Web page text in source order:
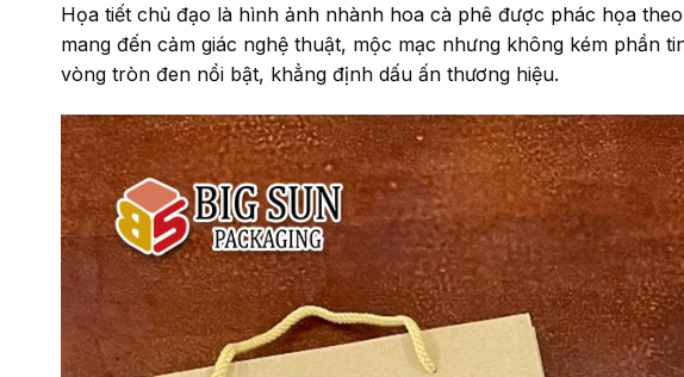
Họa tiết chủ đạo làhình ảnh nhành hoa cà phê được phác họa
mang đến cảm giác nghệ thuật, mộc mạc nhưng không kém phần
vòng tròn đen nổi bật, khẳng định dấu ấn thương hiệu.